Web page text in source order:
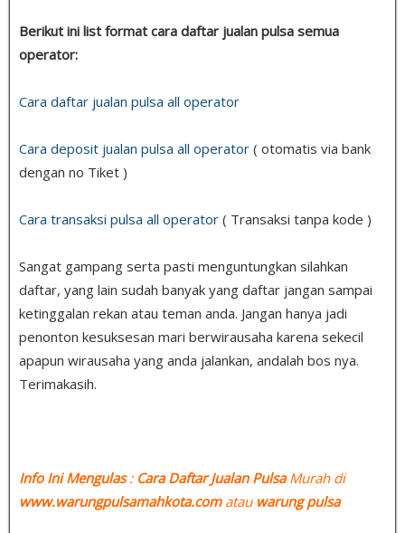
Berikut ini list format cara daftar jualan pulsa semua
operator:
Cara daftar jualan pulsa all operator
Cara deposit jualan pulsa all operator ( otomatis via bank
dengan no Tiket )
Cara transaksi pulsa all operator ( Transaksi tanpa kode )
Sangat gampang serta pasti menguntungkan silahkan
daftar, yang lain sudah banyak yang daftar jangan sampai
ketinggalan rekan atau teman anda. Jangan hanya jadi
penonton kesuksesan mari berwirausaha karena sekecil
apapun wirausaha yang anda jalankan, andalah bos nya.
Terimakasih.
Info Ini Mengulas: Cara Daftar Jualan PulsaMurah di
www.warungpulsamahkota.comatau warung pulsa